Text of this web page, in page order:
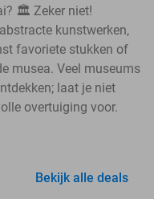
🏛️ Zeker niet!
kunstwerken,
favoriete stukken of
musea. Veel museums
laat je niet
overtuiging voor.
Bekijk alle deals